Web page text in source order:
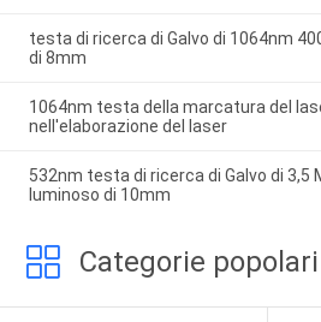
testa di ricerca di Galvo di 1064nm
di 8mm
1064nm testa della marcatura del
nell'elaborazione del laser
532nm testa di ricerca di Galvo di 3,5
luminoso di 10mm
Categorie popolari